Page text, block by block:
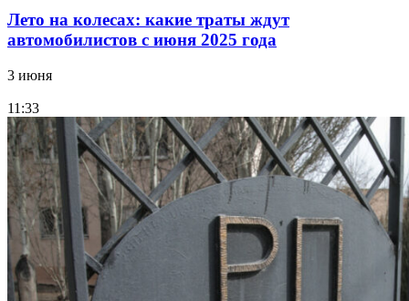
Лето на колесах: какие траты ждут
автомобилистов с июня 2025 года
3 июня
11:33